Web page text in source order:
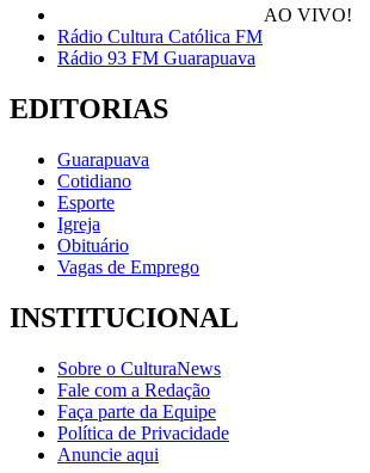
AO VIVO!
Rádio Cultura Católica FM
Rádio 93 FM Guarapuava
EDITORIAS
Guarapuava
Cotidiano
Esporte
Igreja
Obituário
Vagas de Emprego
INSTITUCIONAL
Sobre o CulturaNews
Fale com a Redação
Faça parte da Equipe
Política de Privacidade
Anuncie aqui